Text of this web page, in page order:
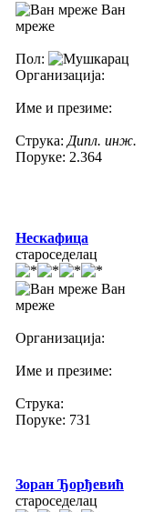
Ван
мреже
Пол:
Организација:
Име и презиме:
Струка: Дипл. инж.
Поруке: 2.364
Нескафица
староседелац
Ван
мреже
Организација:
Име и презиме:
Струка:
Поруке: 731
Зоран Ђорђевић
староседелац